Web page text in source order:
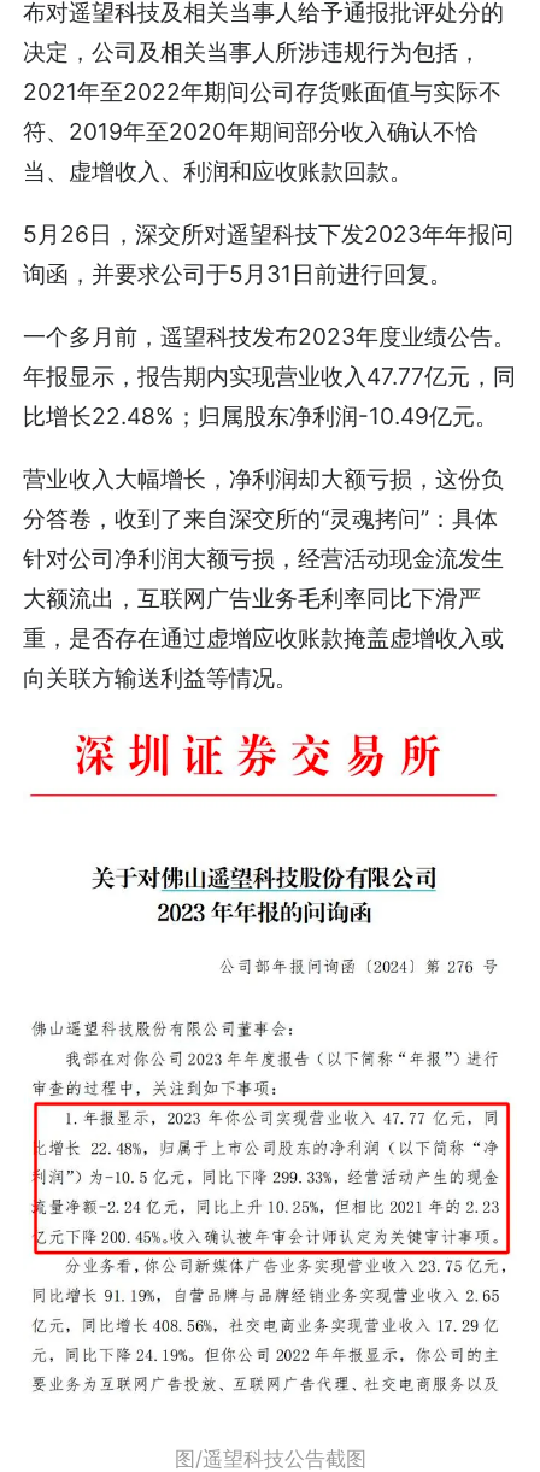
布对遥望科技及相关当事人给予通报批评处分的
决定，公司及相关当事人所涉违规行为包括，
2021年至2022年期间公司存货账面值与实际不
符、2019年至2020年期间部分收入确认不恰
当、虚增收入、利润和应收账款回款。
5月26日，深交所对遥望科技下发2023年年报问
询函，并要求公司于5月31日前进行回复。
一个多月前，遥望科技发布2023年度业绩公告。
年报显示，报告期内实现营业收入47.77亿元，同
比增长22.48%；归属股东净利润-10.49亿元。
营业收入大幅增长，净利润却大额亏损，这份负
分答卷，收到了来自深交所的“灵魂拷问”：具体
针对公司净利润大额亏损，经营活动现金流发生
大额流出，互联网广告业务毛利率同比下滑严
重，是否存在通过虚增应收账款掩盖虚增收入或
向关联方输送利益等情况。
图/遥望科技公告截图